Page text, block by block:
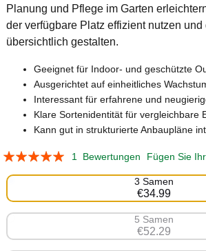
Planung und Pflege im Garten
der verfügbare Platz effizient nutzen und
übersichtlich gestalten.
Geeignet für Indoor- und geschützte
Ausgerichtet auf einheitliches
Interessant für erfahrene und
Klare Sortenidentität für vergleichbare
Kann gut in strukturierte Anbaupläne
Bewertung: 1 Bewertungen Fügen Sie
3 Samen
€34.99
5 Samen
€52.29